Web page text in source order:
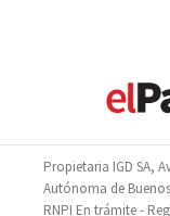
Propietaria IGD SA,
Autónoma de
RNPI En trámite -